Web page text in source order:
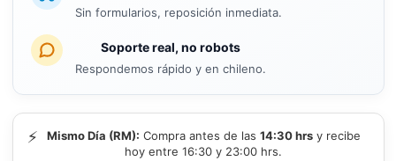
Sin formularios, reposición inmediata.
Soporte real, no robots
Respondemos rápido y en chileno.
⚡ Mismo Día (RM): Compra antes de las 14:30 hrsy recibe
hoy entre 16:30 y 23:00 hrs.